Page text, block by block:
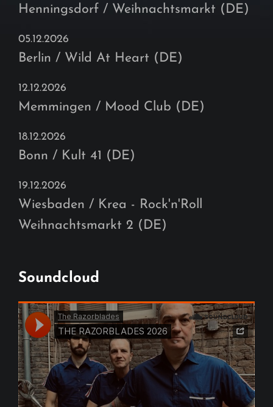
Henningsdorf / Weihnachtsmarkt (DE)
05.12.2026
Berlin / Wild At Heart (DE)
12.12.2026
Memmingen / Mood Club (DE)
18.12.2026
Bonn / Kult 41 (DE)
19.12.2026
Wiesbaden / Krea - Rock'n'Roll
Weihnachtsmarkt 2 (DE)
Soundcloud